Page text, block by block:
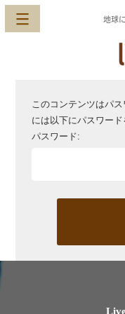
地球
このコンテンツはパ
には以下にパスワード
パスワード: